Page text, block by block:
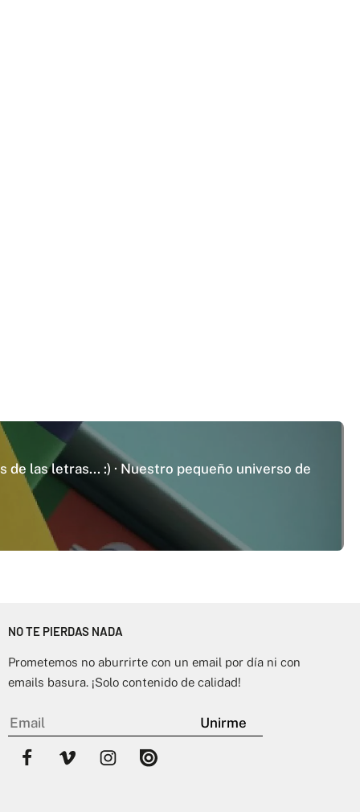
las letras... :) · Nuestro pequeño universo de
NO TE PIERDAS NADA
Prometemos no aburrirte con un email por día ni con
emails basura. ¡Solo contenido de calidad!